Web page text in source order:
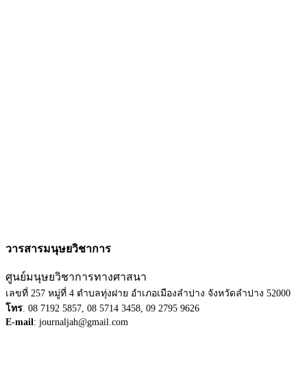
วารสารมนุษยวิชาการ
ศูนย์มนุษยวิชาการทางศาสนา
เลขที่ 257 หมู่ที่ 4 ตำบลทุ่งฝาย อำเภอเมืองลำปาง จังหวัดลำปาง 52000
โทร. 08 7192 5857, 08 5714 3458, 09 2795 9626
E-mail: journaljah@gmail.com